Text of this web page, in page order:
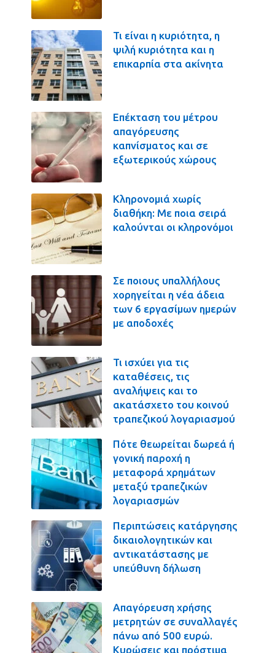
Τι είναι η κυριότητα, η
ψιλή κυριότητα και η
επικαρπία στα ακίνητα
Επέκταση του μέτρου
απαγόρευσης
καπνίσματος και σε
εξωτερικούς χώρους
Κληρονομιά χωρίς
διαθήκη: Με ποια σειρά
καλούνται οι κληρονόμοι
Σε ποιους υπαλλήλους
χορηγείται η νέα άδεια
των 6 εργασίμων ημερών
με αποδοχές
Τι ισχύει για τις
καταθέσεις, τις
αναλήψεις και το
ακατάσχετο του κοινού
τραπεζικού λογαριασμού
Πότε θεωρείται δωρεά ή
γονική παροχή η
μεταφορά χρημάτων
μεταξύ τραπεζικών
λογαριασμών
Περιπτώσεις κατάργησης
δικαιολογητικών και
αντικατάστασης με
υπεύθυνη δήλωση
Απαγόρευση χρήσης
μετρητών σε συναλλαγές
πάνω από 500 ευρώ.
Κυρώσεις και πρόστιμα